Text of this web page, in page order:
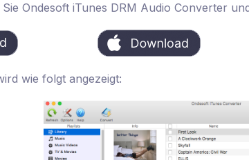
Ondesoft iTunes DRM Audio Converter
wie folgt angezeigt: